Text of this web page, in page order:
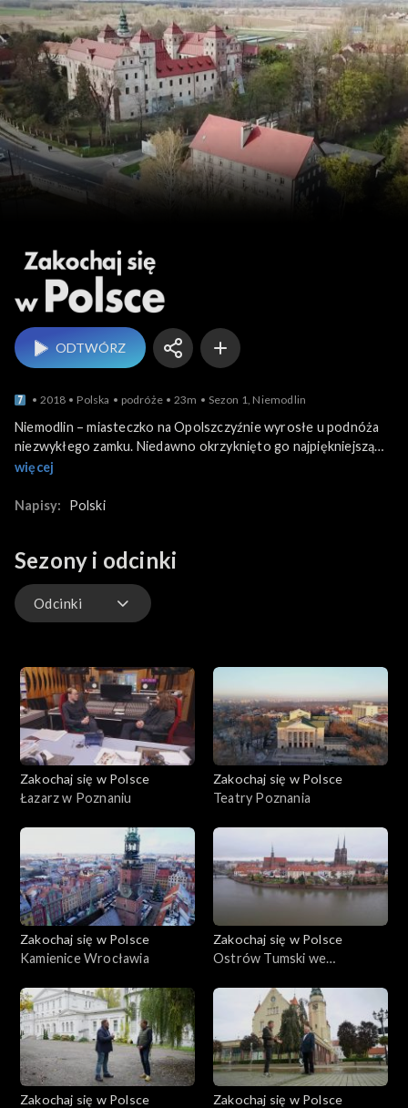
Zakochaj się w Polsce
ODTWÓRZ
2018 Polska podróże 23m Sezon 1, Niemodlin
Niemodlin – miasteczko na Opolszczyźnie wyrosłe u podnóża
niezwykłego zamku. Niedawno okrzyknięto go najpiękniejszą
twierdzą w Polsce. 700-letni Zamek Książęcy wielokrotnie
swym renesansowym kształcie. Od trzech lat znów jest
drugi stanowi dystans prawie 400 metrów.
więcej
Napisy: Polski
Sezony i odcinki
Odcinki
Zakochaj się w Polsce
Łazarz w Poznaniu
Zakochaj się w Polsce
Teatry Poznania
Zakochaj się w Polsce
Kamienice Wrocławia
Zakochaj się w Polsce
Ostrów Tumski we
Zakochaj się w Polsce
Zakochaj się w Polsce